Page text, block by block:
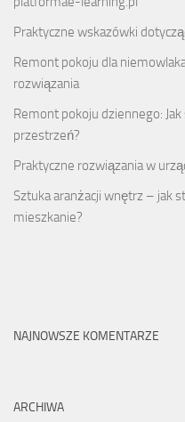
Praktyczne wskazówki
Remont pokoju dla
rozwiązania
Remont pokoju dziennego:
przestrzeń?
Praktyczne rozwiązania w
Sztuka aranżacji wnętrz – jak
mieszkanie?
NAJNOWSZE KOMENTARZE
ARCHIWA